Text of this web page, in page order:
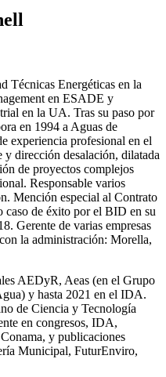
Técnicas Energéticas en la
en ESADE y
en la UA. Tras su paso por
en 1994 a Aguas de
experiencia profesional en el
y dirección desalación, dilatada
de proyectos complejos
Responsable varios
Mención especial al Contrato
caso de éxito por el BID en su
Gerente de varias empresas
la administración: Morella,
AEDyR, Aeas (en el Grupo
y hasta 2021 en el IDA.
de Ciencia y Tecnología
en congresos, IDA,
y publicaciones
Municipal, FuturEnviro,